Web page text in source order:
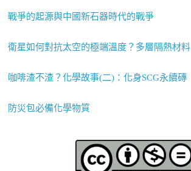
戰爭的起源與中國新石器時代的戰爭
衛星如何對抗太空的極端溫度？多層隔熱材料
咖啡渣不渣？化學故事(二)：化身SCG永續磚
防災包必備化學物質